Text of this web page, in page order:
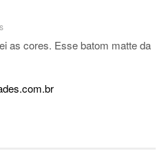
as cores. Esse batom matte da